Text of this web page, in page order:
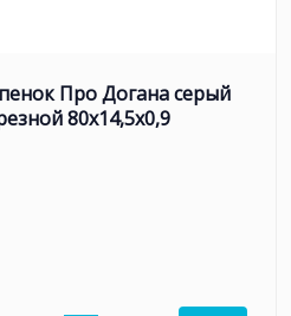
Про Догана серый
80x14,5x0,9